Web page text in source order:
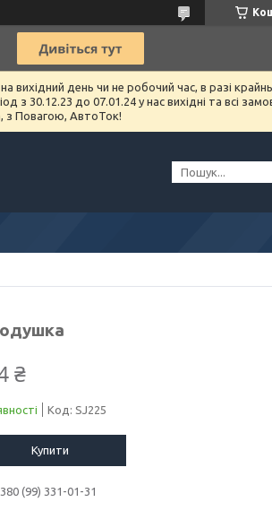
день чи не робочий час, в разі
30.12.23 до 07.01.24 у нас вихідні та всі
з Повагою, АвтоТок!
₴
Код: SJ225
Купити
(99) 331-01-31